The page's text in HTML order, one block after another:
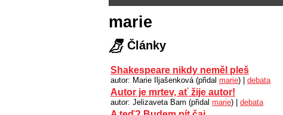
marie
Články
Shakespeare nikdy neměl pleš
autor: Marie Iljašenková (přidal marie) | debata
Autor je mrtev, ať žije autor!
autor: Jelizaveta Bam (přidal marie) | debata